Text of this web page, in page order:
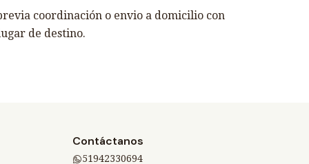
coordinación o envio a domicilio con
de destino.
Contáctanos
51942330694